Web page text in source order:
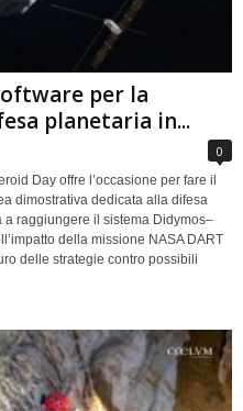
per la
planetaria in...
0
Day offre l’occasione per fare il
dimostrativa dedicata alla difesa
a raggiungere il sistema Didymos–
della missione NASA DART
delle strategie contro possibili